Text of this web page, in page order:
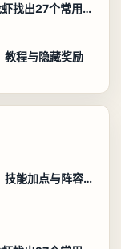
聪明开局吧第147关攻略，养龙虾找出27个常用字通关答案
教程与隐藏奖励
异环白藏养成攻略，毕业配装、技能加点与阵容搭配保姆级解析